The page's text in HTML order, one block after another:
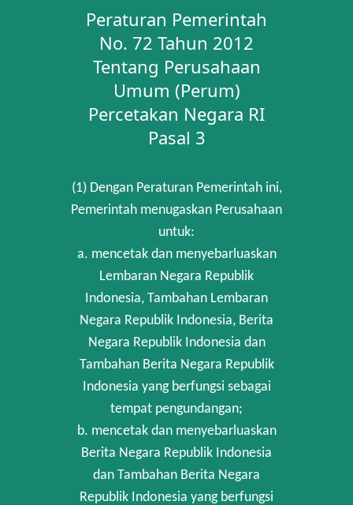
Peraturan Pemerintah
No. 72 Tahun 2012
Tentang Perusahaan
Umum (Perum)
Percetakan Negara RI
Pasal 3
(1) Dengan Peraturan Pemerintah ini,
Pemerintah menugaskan Perusahaan
untuk:
a. mencetak dan menyebarluaskan
Lembaran Negara Republik
Indonesia, Tambahan Lembaran
Negara Republik Indonesia, Berita
Negara Republik Indonesia dan
Tambahan Berita Negara Republik
Indonesia yang berfungsi sebagai
tempat pengundangan;
b. mencetak dan menyebarluaskan
Berita Negara Republik Indonesia
dan Tambahan Berita Negara
Republik Indonesia yang berfungsi